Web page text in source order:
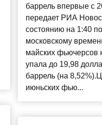
баррель впервые с
передает РИА
состоянию на 1:40 по
московскому
майских фьючерсов
упала до 19,98
баррель (на
июньских фью...